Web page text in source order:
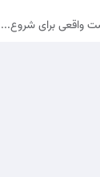
واقعی برای شروع...